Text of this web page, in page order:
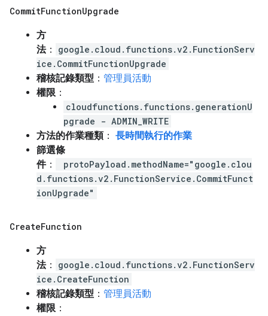
CommitFunctionUpgrade
方
法：
google.cloud.functions.v2.FunctionServ
ice.CommitFunctionUpgrade
稽核記錄類型 ： 管理員活動
權限 ：
cloudfunctions.functions.generationU
pgrade - ADMIN_WRITE
方法的作業種類： 長時間執行的作業
篩選條
件：
protoPayload.methodName="google.clou
d.functions.v2.FunctionService.CommitFunct
ionUpgrade"
CreateFunction
方
法：
google.cloud.functions.v2.FunctionServ
ice.CreateFunction
稽核記錄類型 ： 管理員活動
權限 ：